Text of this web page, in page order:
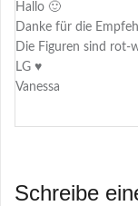
Hallo 🙂
Danke für die
Die Figuren sind rot-
LG ♥
Vanessa
Schreibe